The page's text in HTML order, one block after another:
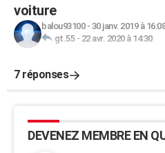
voiture
balou93100- 30 janv. 2019 à 16:08
gt.55- 22 avr. 2020 à 14:30
7 réponses
DEVENEZ MEMBRE EN